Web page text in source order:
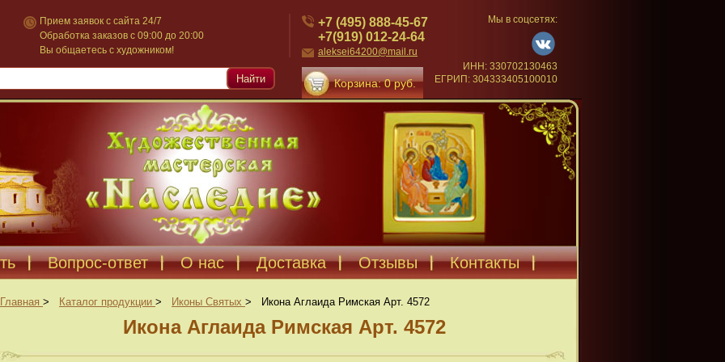
Прием заявок с сайта 24/7
Обработка заказов с 09:00 до 20:00
Вы общаетесь с художником!
+7 (495) 888-45-67
+7(919) 012-24-64
aleksei64200@mail.ru
Корзина: 0 руб.
Мы в соцсетях:
ИНН: 330702130463
ЕГРИП: 304333405100010
Найти
Вопрос-ответ О нас Доставка Отзывы Контакты
Главная > Каталог продукции > Иконы Святых > Икона Аглаида Римская Арт. 4572
Икона Аглаида Римская Арт. 4572